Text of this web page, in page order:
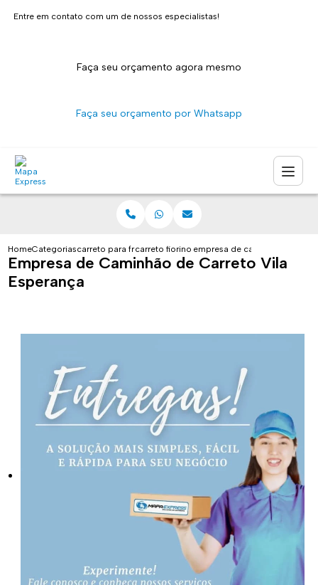
Entre em contato com um de nossos especialistas!
Faça seu orçamento agora mesmo
Faça seu orçamento por Whatsapp
HomeCategoriascarreto para fretescarreto fiorino sao pauloempresa de caminhao de
Empresa de Caminhão de Carreto Vila
Esperança